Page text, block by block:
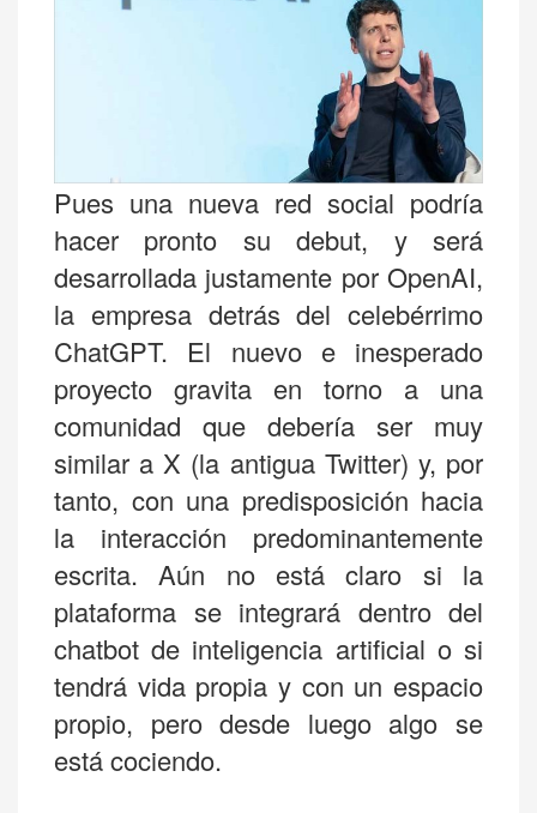
Pues una nueva red social podría
hacer pronto su debut, y será
desarrollada justamente por OpenAI,
la empresa detrás del celebérrimo
ChatGPT. El nuevo e inesperado
proyecto gravita en torno a una
comunidad que debería ser muy
similar a X (la antigua Twitter) y, por
tanto, con una predisposición hacia
la interacción predominantemente
escrita. Aún no está claro si la
plataforma se integrará dentro del
chatbot de inteligencia artificial o si
tendrá vida propia y con un espacio
propio, pero desde luego algo se
está cociendo.